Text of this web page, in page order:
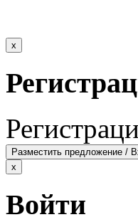
x
Разместить предложение /
x
Войти